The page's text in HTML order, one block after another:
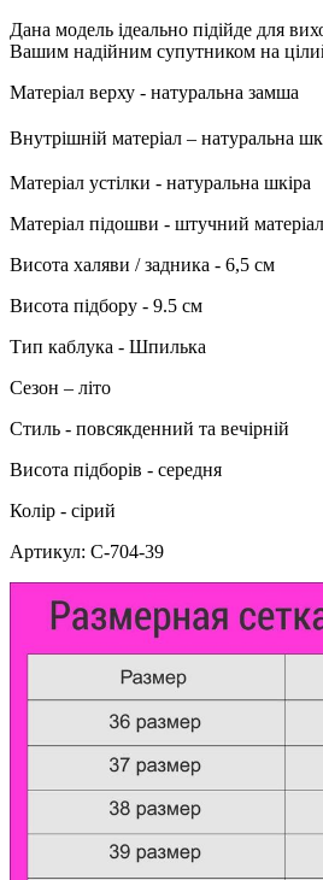
Дана модель ідеально підійде для
Вашим надійним супутником на
Матеріал верху - натуральна замша
Внутрішній матеріал – натуральна
Матеріал устілки - натуральна шкіра
Матеріал підошви - штучний матеріал
Висота халяви / задника - 6,5 см
Висота підбору - 9.5 см
Тип каблука - Шпилька
Сезон – літо
Стиль - повсякденний та вечірній
Висота підборів - середня
Колір - сірий
Артикул: С-704-39